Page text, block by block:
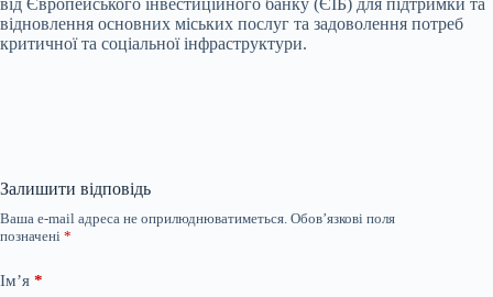
від Європейського інвестиційного банку (ЄІБ) для підтримки та
відновлення основних міських послуг та задоволення потреб
критичної та соціальної інфраструктури.
Залишити відповідь
Ваша e-mail адреса не оприлюднюватиметься. Обов’язкові поля
позначені *
Ім’я *